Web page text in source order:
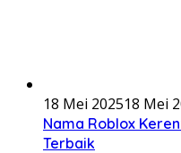
18 Mei 202518 Mei
Nama Roblox
Terbaik